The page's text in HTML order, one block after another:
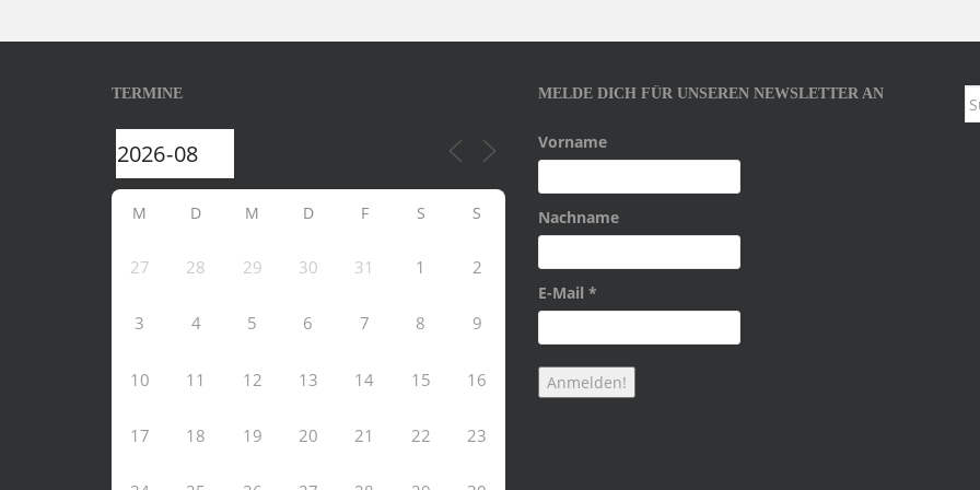
TERMINE
M D M D F S S
27 28 29 30 31 1 2
3 4 5 6 7 8 9
10 11 12 13 14 15 16
17 18 19 20 21 22 23
MELDE DICH FÜR UNSEREN NEWSLETTER AN
Vorname
Nachname
E-Mail *